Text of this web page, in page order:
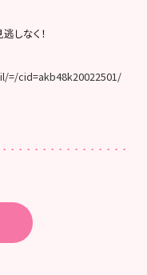
しなく！
cid=akb48k20022501/